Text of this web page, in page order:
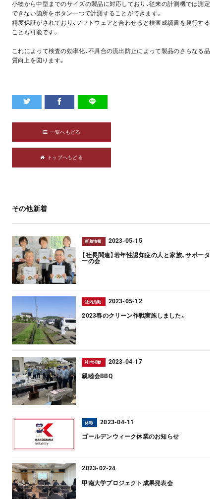
小物から中型までのサイズの製品に対応しており、従来の計測機では測定
できない箇所をボタン一つで計測することができます。
精度保証がされており、ソフトウェアと合わせると検査成績書を発行する
ことも可能です。
これによって検査の効率化、不具合の流出防止によって製品のさらなる品
質向上を図ります。
一覧へもどる
トップへもどる
その他新着
新着情報 2023-05-15
【社長関連】若年性認知症の人と家族、サポータ
ーの会
社内活動 2023-05-12
2023春のクリーン作戦実施しました。
社内活動 2023-04-17
親睦会BBQ
休暇 2023-04-11
ゴールデンウィーク休業のお知らせ
2023-02-24
甲南大学プロジェクト成果発表会